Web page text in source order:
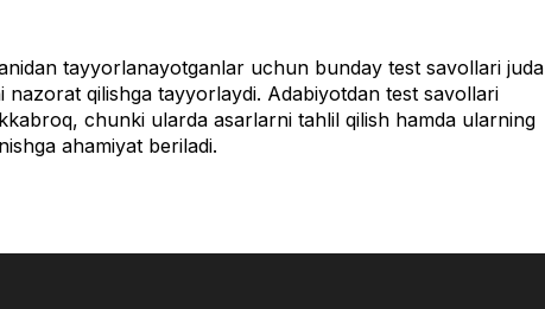
tayyorlanayotganlar uchun bunday test savollari juda
qilishga tayyorlaydi. Adabiyotdan test savollari
chunki ularda asarlarni tahlil qilish hamda ularning
ahamiyat beriladi.